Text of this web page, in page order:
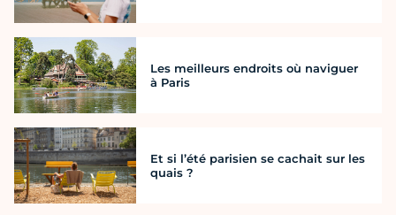
Les meilleurs endroits où naviguer
à Paris
Et si l’été parisien se cachait sur les
quais ?